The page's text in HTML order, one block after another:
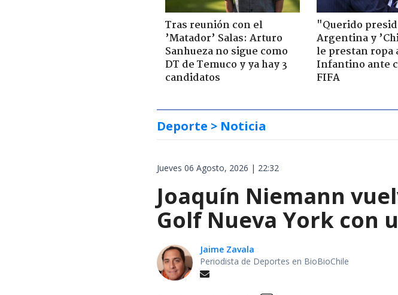
Tras reunión con el
’Matador’ Salas: Arturo
Sanhueza no sigue como
DT de Temuco y ya hay 3
candidatos
"Querido
Argentina y
le prestan ropa
Infantino ante
FIFA
Deporte > Noticia
Jueves 06 Agosto, 2026 | 22:32
Joaquín Niemann
Golf Nueva York con
Jaime Zavala
Periodista de Deportes en BioBioChile